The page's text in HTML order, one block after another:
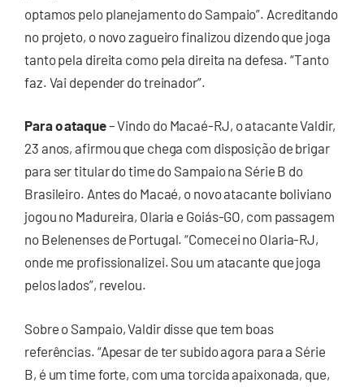
optamos pelo planejamento do Sampaio”. Acreditando
no projeto, o novo zagueiro finalizou dizendo que joga
tanto pela direita como pela direita na defesa. “Tanto
faz. Vai depender do treinador”.
Para o ataque– Vindo do Macaé-RJ, o atacante Valdir,
23 anos, afirmou que chega com disposição de brigar
para ser titular do time do Sampaio na Série B do
Brasileiro. Antes do Macaé, o novo atacante boliviano
jogou no Madureira, Olaria e Goiás-GO, com passagem
no Belenenses de Portugal. “Comecei no Olaria-RJ,
onde me profissionalizei. Sou um atacante que joga
pelos lados”, revelou.
Sobre o Sampaio, Valdir disse que tem boas
referências. “Apesar de ter subido agora para a Série
B, é um time forte, com uma torcida apaixonada, que,